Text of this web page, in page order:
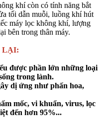
khí còn có tính năng bắt
tối dẫn muỗi, luồng khí hút
máy lọc không khí, lượng
bên trong thân máy.
LẠI:
được phần lớn những loại
trong lành.
dị ứng như phấn hoa,
mốc, vi khuẩn, virus, lọc
đến hơn 95%...